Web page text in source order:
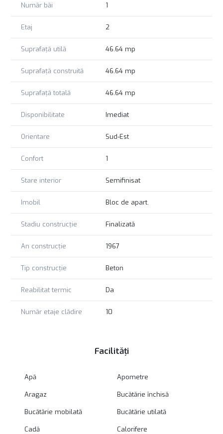
Număr băi 1
Etaj 2
Suprafață utilă 46.64 mp
Suprafață construită 46.64 mp
Suprafață totală 46.64 mp
Disponibilitate Imediat
Orientare Sud-Est
Confort 1
Stare interior Semifinisat
Imobil Bloc de apart.
Stadiu construcție Finalizată
An construcție 1967
Tip construcție Beton
Reabilitat termic Da
Număr etaje clădire 10
Facilități
Apă Apometre
Aragaz Bucătărie închisă
Bucătărie mobilată Bucătărie utilată
Cadă Calorifere